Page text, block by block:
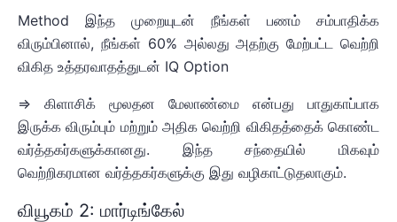
Method இந்த முறையுடன் நீங்கள் பணம் சம்பாதிக்க
விரும்பினால், நீங்கள் 60% அல்லது அதற்கு மேற்பட்ட வெற்றி
விகித உத்தரவாதத்துடன் IQ Option
=> கிளாசிக் மூலதன மேலாண்மை என்பது பாதுகாப்பாக
இருக்க விரும்பும் மற்றும் அதிக வெற்றி விகிதத்தைக் கொண்ட
வர்த்தகர்களுக்கானது. இந்த சந்தையில் மிகவும்
வெற்றிகரமான வர்த்தகர்களுக்கு இது வழிகாட்டுதலாகும்.
வியூகம் 2: மார்டிங்கேல்